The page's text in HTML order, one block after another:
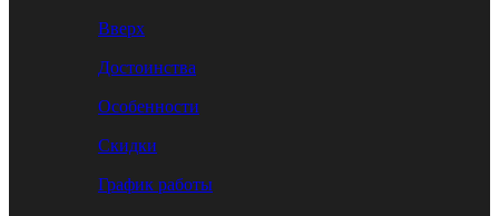
Вверх
Достоинства
Особенности
Скидки
График работы